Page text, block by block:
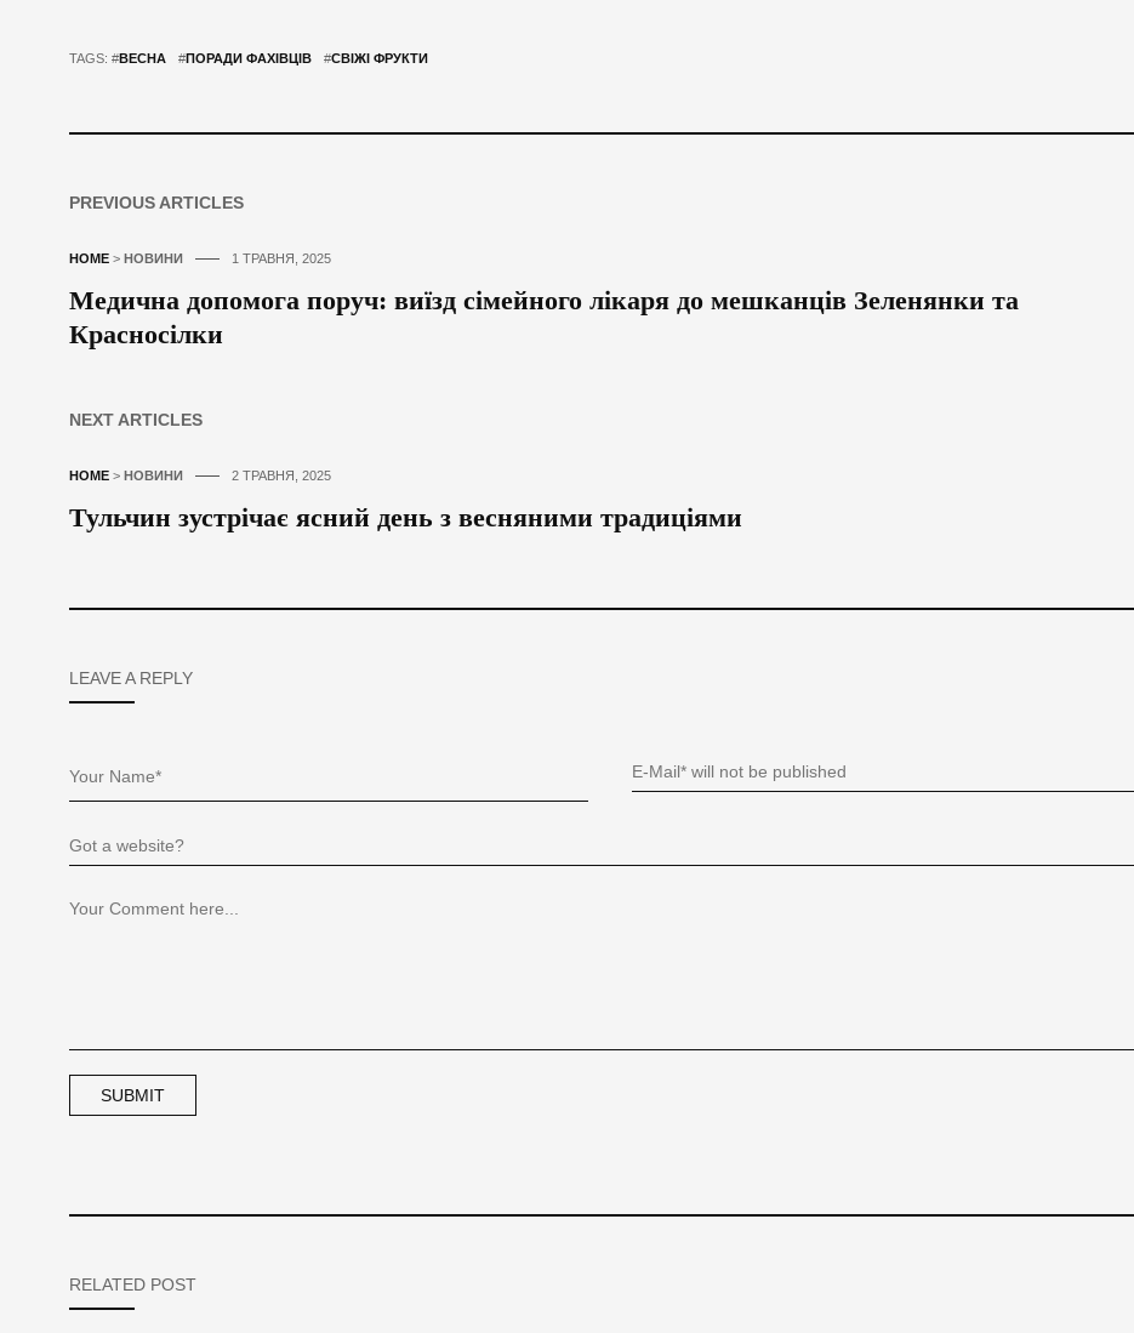
TAGS: #ВЕСНА #ПОРАДИ ФАХІВЦІВ #СВІЖІ ФРУКТИ
PREVIOUS ARTICLES
HOME > НОВИНИ 1 ТРАВНЯ, 2025
Медична допомога поруч: виїзд сімейного лікаря до мешканців Зеленянки та
Красносілки
NEXT ARTICLES
HOME > НОВИНИ 2 ТРАВНЯ, 2025
Тульчин зустрічає ясний день з весняними традиціями
LEAVE A REPLY
RELATED POST